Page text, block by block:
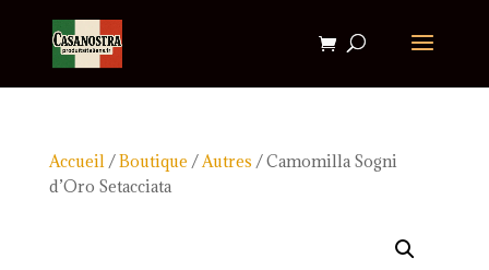
Accueil/Boutique /Autres / Camomilla Sogni
d’Oro Setacciata